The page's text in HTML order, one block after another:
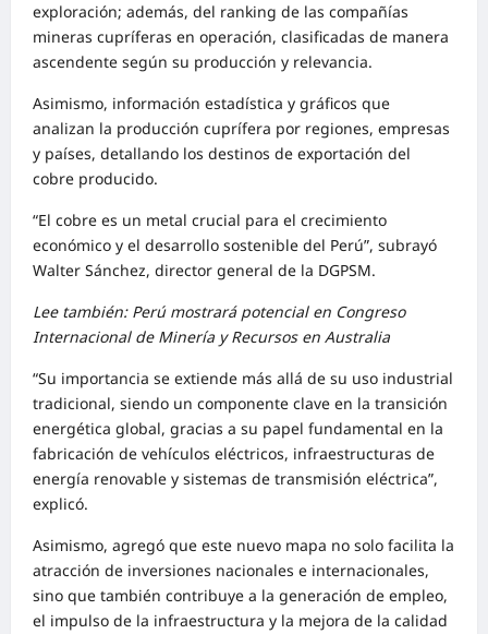
exploración; además, del ranking de las compañías
mineras cupríferas en operación, clasificadas de manera
ascendente según su producción y relevancia.
Asimismo, información estadística y gráficos que
analizan la producción cuprífera por regiones, empresas
y países, detallando los destinos de exportación del
cobre producido.
“El cobre es un metal crucial para el crecimiento
económico y el desarrollo sostenible del Perú”, subrayó
Walter Sánchez, director general de la DGPSM.
Lee también: Perú mostrará potencial en Congreso
Internacional de Minería y Recursos en Australia
“Su importancia se extiende más allá de su uso industrial
tradicional, siendo un componente clave en la transición
energética global, gracias a su papel fundamental en la
fabricación de vehículos eléctricos, infraestructuras de
energía renovable y sistemas de transmisión eléctrica”,
explicó.
Asimismo, agregó que este nuevo mapa no solo facilita la
atracción de inversiones nacionales e internacionales,
sino que también contribuye a la generación de empleo,
el impulso de la infraestructura y la mejora de la calidad